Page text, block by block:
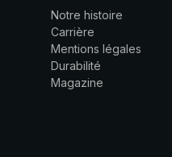
Notre histoire
Carrière
Mentions légales
Durabilité
Magazine